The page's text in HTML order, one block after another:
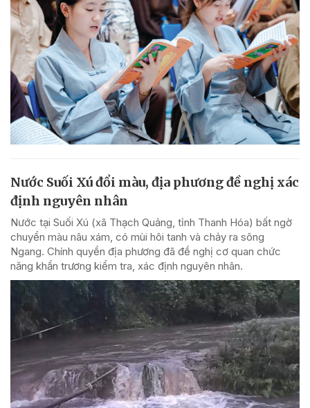
Nước Suối Xú đổi màu, địa phương đề nghị xác
định nguyên nhân
Nước tại Suối Xú (xã Thạch Quảng, tỉnh Thanh Hóa) bất ngờ
chuyển màu nâu xám, có mùi hôi tanh và chảy ra sông
Ngang. Chính quyền địa phương đã đề nghị cơ quan chức
năng khẩn trương kiểm tra, xác định nguyên nhân.